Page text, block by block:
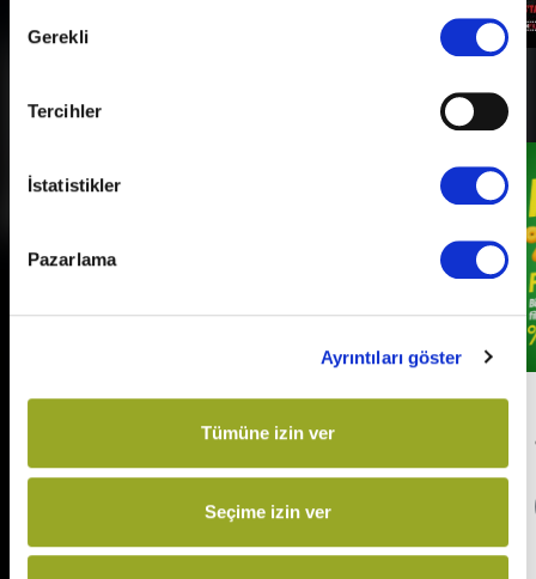
Seçimi
Gerekli
Tercihler
İstatistikler
Pazarlama
Ayrıntıları göster
Tümüne izin ver
Seçime izin ver
Kampanyalar Tümü
Detaylı Bilgi